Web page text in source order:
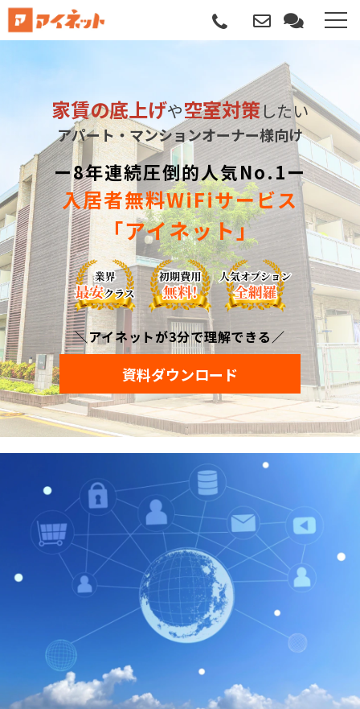
導入について
サポートについて
導入事例
記事
資料請求
サービス説明動画
監修者一覧
家賃の底上げや空室対策したい
アパート・マンションオーナー様向け
ー8年連続圧倒的人気No.1ー
入居者無料WiFiサービス
「アイネット」
＼アイネットが3分で理解できる／
資料ダウンロード